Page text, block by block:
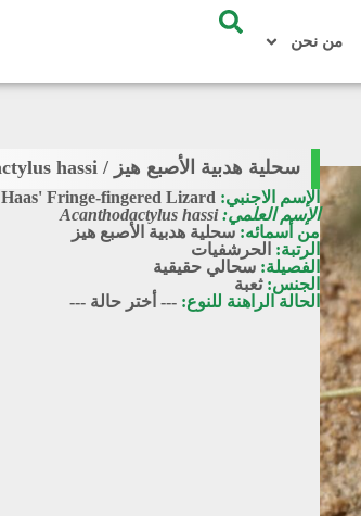
من نحن
سحلية هدبية الأصبع هيز / Acanthodactylus hassi
الإسم الاجنبي: Haas' Fringe-fingered Lizard
الإسم العلمي:Acanthodactylus hassi
من أسمائه: سحلية هدبية الأصبع هيز
الرتبة: الحرشفيات
الفصيلة: سحالي حقيقية
الجنس:ثعبة
الحالة الراهنة للنوع: --- أختر حالة ---